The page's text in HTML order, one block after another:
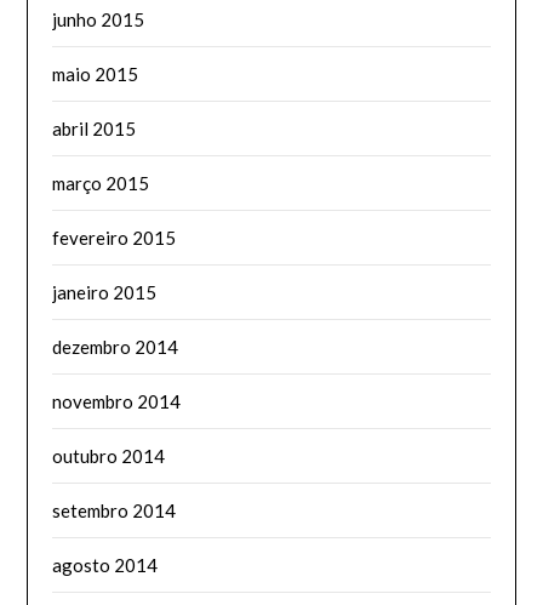
junho 2015
maio 2015
abril 2015
março 2015
fevereiro 2015
janeiro 2015
dezembro 2014
novembro 2014
outubro 2014
setembro 2014
agosto 2014